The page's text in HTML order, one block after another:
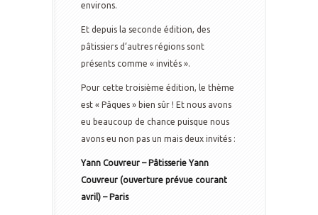
environs.
Et depuis la seconde édition, des
pâtissiers d’autres régions sont
présents comme « invités ».
Pour cette troisième édition, le thème
est « Pâques » bien sûr ! Et nous avons
eu beaucoup de chance puisque nous
avons eu non pas un mais deux invités :
Yann Couvreur – Pâtisserie Yann
Couvreur (ouverture prévue courant
avril) – Paris